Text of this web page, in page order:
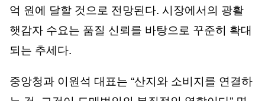
억 원에 달할 것으로 전망된다. 시장에서의 광활
햇감자 수요는 품질 신뢰를 바탕으로 꾸준히 확대
되는 추세다.
중앙청과 이원석 대표는 “산지와 소비지를 연결하